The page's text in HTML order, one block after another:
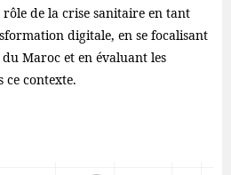
de la crise sanitaire en tant
digitale, en se focalisant
Maroc et en évaluant les
contexte.